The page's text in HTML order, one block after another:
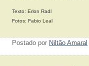
Texto: Erlon Radl
Fotos: Fabio Leal
Postado por Niltão Amaral